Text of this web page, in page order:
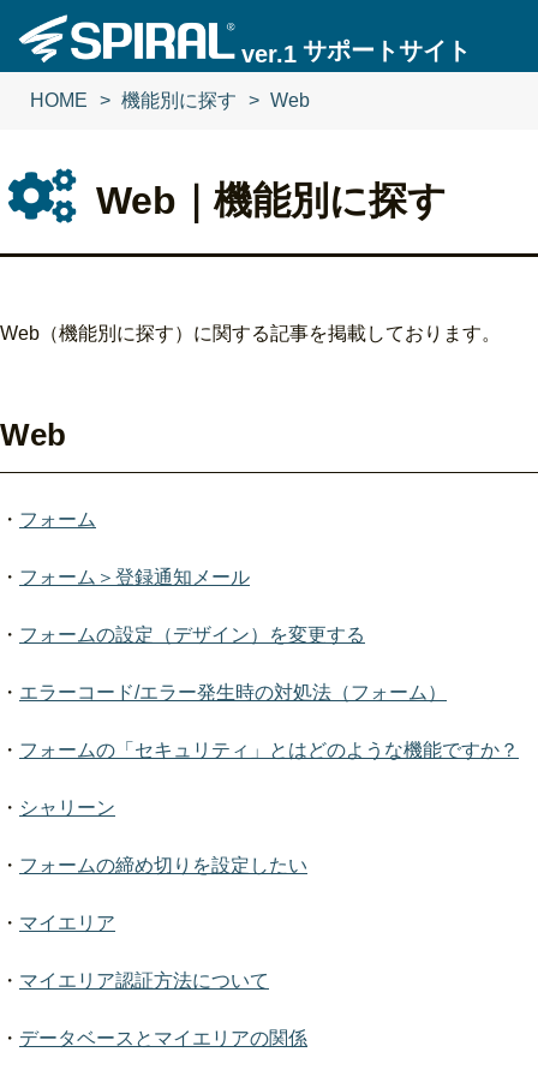
ver.1 サポートサイト
HOME 機能別に探す Web
HOME 機能別に探す Web
Web｜機能別に探す
Web（機能別に探す）に関する記事を掲載しております。
Web
・ フォーム
・ フォーム＞登録通知メール
・ フォームの設定（デザイン）を変更する
・ エラーコード/エラー発生時の対処法（フォーム）
・ フォームの「セキュリティ」とはどのような機能ですか？
・ シャリーン
・ フォームの締め切りを設定したい
・ マイエリア
・ マイエリア認証方法について
・ データベースとマイエリアの関係